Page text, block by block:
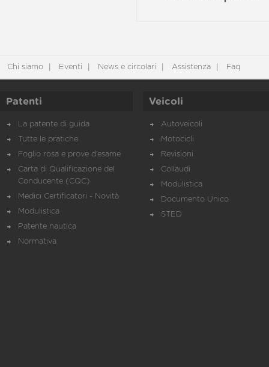
Chi siamo Eventi News e circolari Assistenza Faq
Patenti
La patente di guida
Tutte le pratiche
Foglio rosa e prove d’esame
Carta di Qualificazione del
Conducente (CQC)
Medici Certificatori - Novità
Modulistica
Patente nautica
Normativa
Veicoli
Autoveicoli
Motocicli
Revisioni
Collaudi
Modulistica
Documento Unico
STED